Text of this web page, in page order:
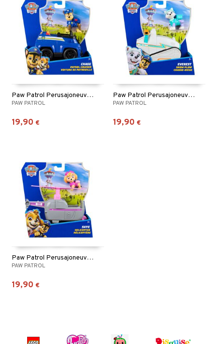
Paw Patrol Perusajoneuvo 2.0 Chase
PAW PATROL
19,90 €
Paw Patrol Perusajoneuvo 2.0 Everest
PAW PATROL
19,90 €
Paw Patrol Perusajoneuvo 2.0 Skye
PAW PATROL
19,90 €